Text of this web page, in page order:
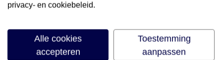
privacy- en cookiebeleid.
Alle cookies
accepteren
Toestemming
aanpassen